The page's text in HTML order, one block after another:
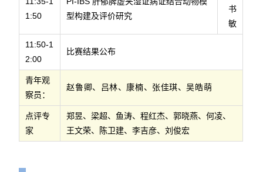
1:50
型构建及评价研究
书
敏
11:50-1
2:00
比赛结果公布
青年观
察员：
赵鲁卿、吕林、康楠、张佳琪、吴皓萌
点评专
家
郑昱、梁超、鱼涛、程红杰、郭晓燕、何凌、
王文荣、陈卫建、李吉彦、刘俊宏